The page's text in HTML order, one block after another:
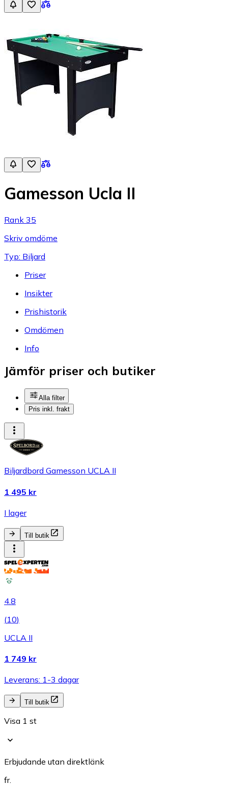
Gamesson Ucla II
Rank 35
Skriv omdöme
Typ: Biljard
Priser
Insikter
Prishistorik
Omdömen
Info
Jämför priser och butiker
Alla filter
Pris inkl. frakt
Biljardbord Gamesson UCLA II
1 495 kr
I lager
Till butik
4.8
(10)
UCLA II
1 749 kr
Leverans: 1-3 dagar
Till butik
Visa 1 st
Erbjudande utan direktlänk
fr.